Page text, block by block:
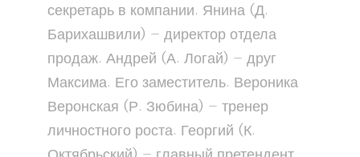
секретарь в компании. Янина (Д.
Барихашвили) — директор отдела
продаж. Андрей (А. Логай) — друг
Максима. Его заместитель. Вероника
Веронская (Р. Зюбина) — тренер
личностного роста. Георгий (К.